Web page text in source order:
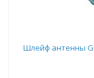
Шлейф антенны